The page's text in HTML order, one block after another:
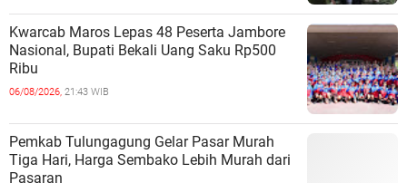
Kwarcab Maros Lepas 48 Peserta Jambore
Nasional, Bupati Bekali Uang Saku Rp500
Ribu
06/08/2026, 21:43 WIB
Pemkab Tulungagung Gelar Pasar Murah
Tiga Hari, Harga Sembako Lebih Murah dari
Pasaran